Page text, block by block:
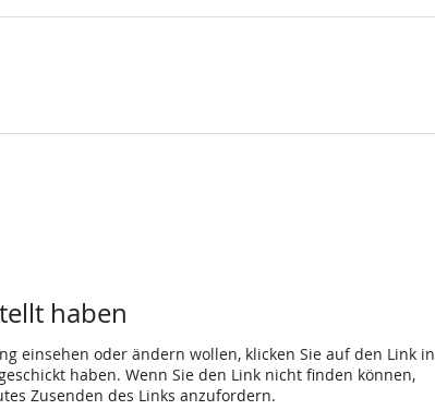
haben
einsehen oder ändern wollen, klicken Sie auf den Link in
haben. Wenn Sie den Link nicht finden können,
Zusenden des Links anzufordern.